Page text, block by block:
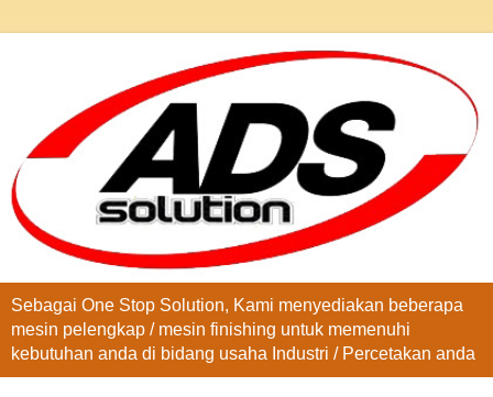
Sebagai One Stop Solution, Kami menyediakan beberapa
mesin pelengkap / mesin finishing untuk memenuhi
kebutuhan anda di bidang usaha Industri / Percetakan anda